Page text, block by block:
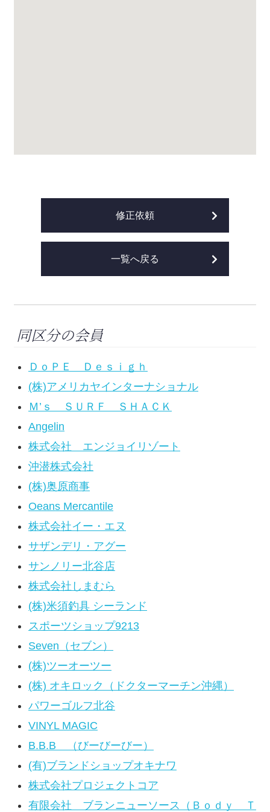
修正依頼
一覧へ戻る
同区分の会員
ＤｏＰＥ Ｄｅｓｉｇｈ
(株)アメリカヤインターナショナル
Ｍ’ｓ ＳＵＲＦ ＳＨＡＣＫ
Angelin
株式会社 エンジョイリゾート
沖潜株式会社
(株)奥原商事
Oeans Mercantile
株式会社イー・エヌ
サザンデリ・アグー
サンノリー北谷店
株式会社しまむら
(株)米須釣具 シーランド
スポーツショップ9213
Seven（セブン）
(株)ツーオーツー
(株) オキロック（ドクターマーチン沖縄）
パワーゴルフ北谷
VINYL MAGIC
B.B.B （びーびーびー）
(有)ブランドショップオキナワ
株式会社プロジェクトコア
有限会社 ブランニューソース（Ｂｏｄｙ Ｔ